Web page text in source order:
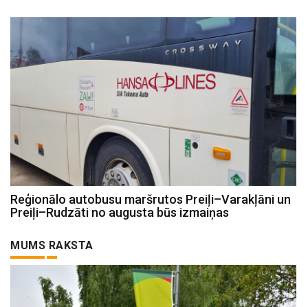
Reģionālo autobusu maršrutos Preiļi–Varakļāni un
Preiļi–Rudzāti no augusta būs izmaiņas
MUMS RAKSTA